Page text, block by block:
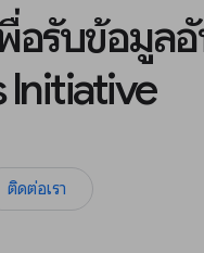
อรับข้อมูล
ติดต่อเรา